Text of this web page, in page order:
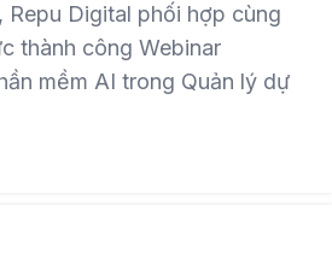
Repu Digital phối hợp cùng
thành công Webinar
mềm AI trong Quản lý dự